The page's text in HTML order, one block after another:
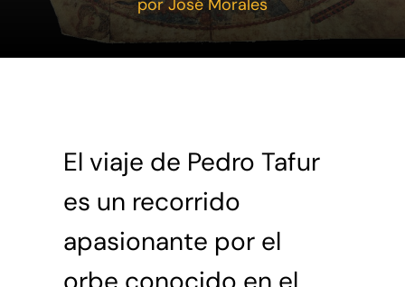
por José Morales
El viaje de Pedro Tafur
es un recorrido
apasionante por el